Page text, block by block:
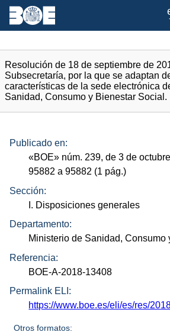
Resolución de 18 de septiembre de
Subsecretaría, por la que se adaptan
características de la sede electrónica
Sanidad, Consumo y Bienestar Social.
Publicado en:
«BOE» núm. 239, de 3 de
95882 a 95882 (1 pág.)
Sección:
I. Disposiciones generales
Departamento:
Ministerio de Sanidad, Consumo
Referencia:
BOE-A-2018-13408
Permalink ELI:
https://www.boe.es/eli/es/res/
Otros formatos: